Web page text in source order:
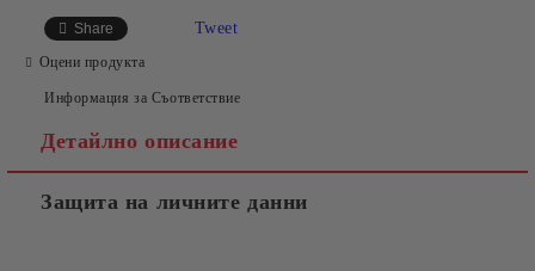
Съгласен съм с
Ние ще се свържем с вас в рамките на работния ден.
Share Tweet
Оцени продукта
Информация за Съответствие
Детайлно описание
Защита на личните данни